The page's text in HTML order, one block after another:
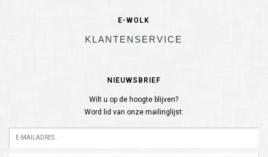
E-WOLK
KLANTENSERVICE
NIEUWSBRIEF
Wilt u op de hoogte blijven?
Word lid van onze mailinglijst: